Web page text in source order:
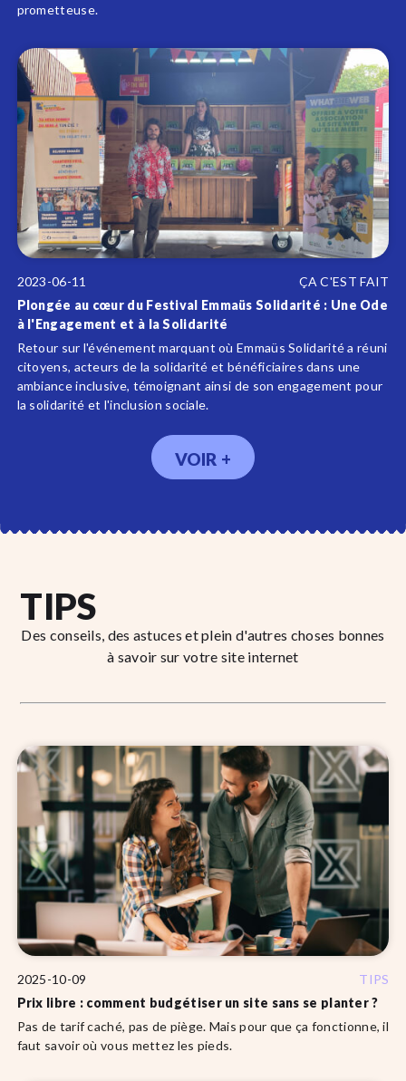
prometteuse.
2023-06-11
ÇA C'EST FAIT
Plongée au cœur du Festival Emmaüs Solidarité : Une Ode
à l'Engagement et à la Solidarité
Retour sur l'événement marquant où Emmaüs Solidarité a réuni
citoyens, acteurs de la solidarité et bénéficiaires dans une
ambiance inclusive, témoignant ainsi de son engagement pour
la solidarité et l'inclusion sociale.
VOIR +
TIPS
Des conseils, des astuces et plein d'autres choses bonnes
à savoir sur votre site internet
2025-10-09
TIPS
Prix libre : comment budgétiser un site sans se planter ?
Pas de tarif caché, pas de piège. Mais pour que ça fonctionne, il
faut savoir où vous mettez les pieds.